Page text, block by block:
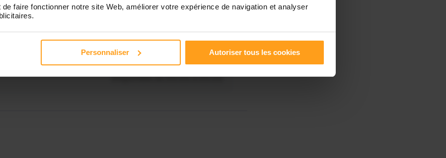
faire fonctionner notre site Web, améliorer votre expérience de navigation et analyser
Personnaliser Autoriser tous les cookies
Disponible de 00:00 à 00:00
Disponible de 00:00 à 00:00
Contactez-nous